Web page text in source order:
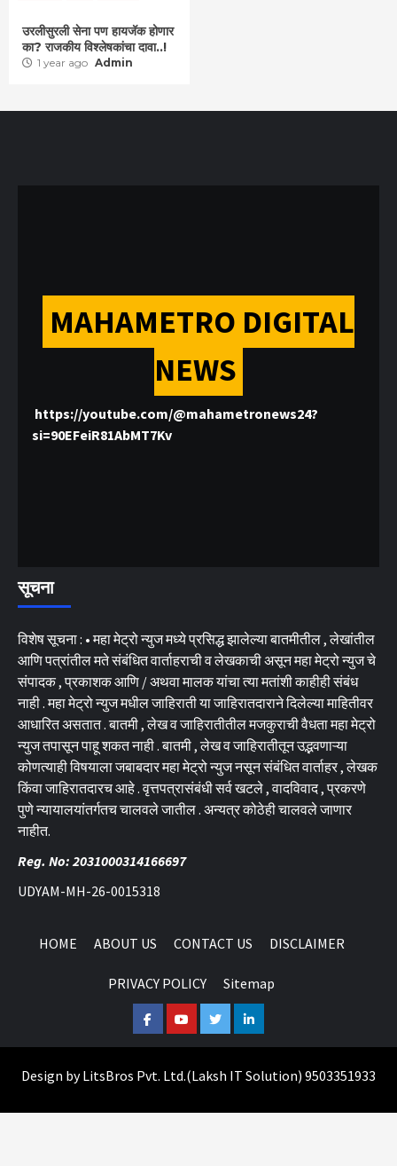
उरलीसुरली सेना पण हायजॅक होणार
का? राजकीय विश्लेषकांचा दावा..!
1 year ago Admin
MAHAMETRO DIGITAL
NEWS
https://youtube.com/@mahametronews24?
si=90EFeiR81AbMT7Kv
सूचना
विशेष सूचना : • महा मेट्रो न्युज मध्ये प्रसिद्ध झालेल्या बातमीतील , लेखांतील
आणि पत्रांतील मते संबंधित वार्ताहराची व लेखकाची असून महा मेट्रो न्युज चे
संपादक , प्रकाशक आणि / अथवा मालक यांचा त्या मतांशी काहीही संबंध
नाही . महा मेट्रो न्युज मधील जाहिराती या जाहिरातदाराने दिलेल्या माहितीवर
आधारित असतात . बातमी , लेख व जाहिरातीतील मजकुराची वैधता महा मेट्रो
न्युज तपासून पाहू शकत नाही . बातमी , लेख व जाहिरातीतून उद्भवणाऱ्या
कोणत्याही विषयाला जबाबदार महा मेट्रो न्युज नसून संबंधित वार्ताहर , लेखक
किंवा जाहिरातदारच आहे . वृत्तपत्रासंबंधी सर्व खटले , वादविवाद , प्रकरणे
पुणे न्यायालयांतर्गतच चालवले जातील . अन्यत्र कोठेही चालवले जाणार
नाहीत.
Reg. No: 2031000314166697
UDYAM-MH-26-0015318
HOME ABOUT US CONTACT US DISCLAIMER
PRIVACY POLICY Sitemap
FacebookYoutubeTwitterLinkedin
Design byLitsBros Pvt. Ltd.(Laksh IT Solution) 9503351933